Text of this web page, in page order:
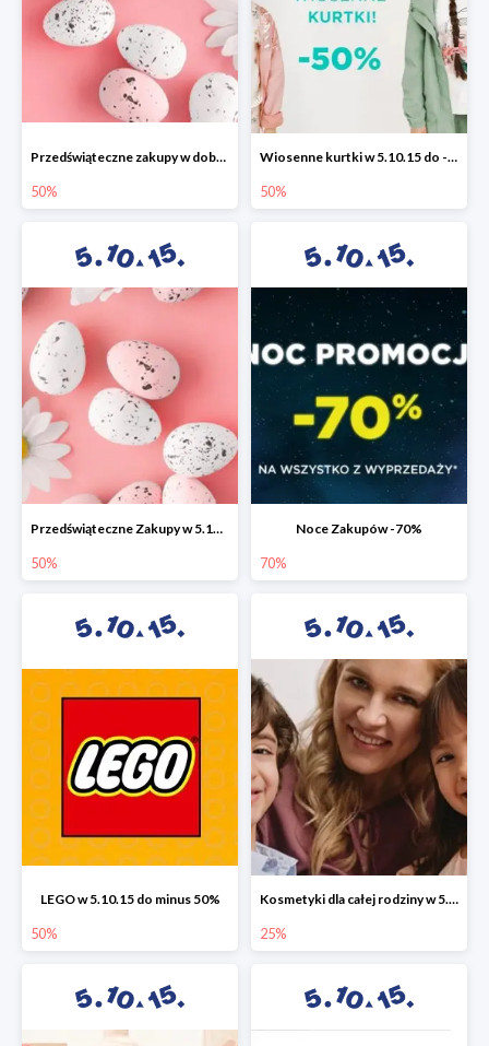
Przedświąteczne zakupy w dobrym stylu -50%
50%
Wiosenne kurtki w 5.10.15 do -50%
50%
Przedświąteczne Zakupy w 5.10.15 do -50%
50%
Noce Zakupów -70%
70%
LEGO w 5.10.15 do minus 50%
50%
Kosmetyki dla całej rodziny w 5.10.15 do -25%
25%